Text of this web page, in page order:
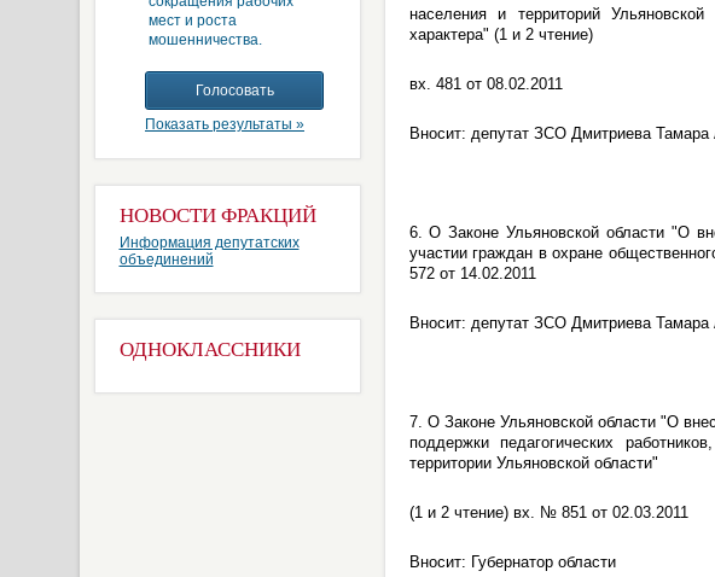
мест и роста
мошенничества.
Показать результаты »
НОВОСТИ ФРАКЦИЙ
Информация депутатских
объединений
ОДНОКЛАССНИКИ
населения и территорий
характера" (1 и 2 чтение)
вх. 481 от 08.02.2011
Вносит: депутат ЗСО Дмитриева Тамара
6. О Законе Ульяновской области "О
участии граждан в охране
572 от 14.02.2011
Вносит: депутат ЗСО Дмитриева Тамара
7. О Законе Ульяновской области "О
поддержки педагогических
территории Ульяновской области"
(1 и 2 чтение) вх. № 851 от 02.03.2011
Вносит: Губернатор области